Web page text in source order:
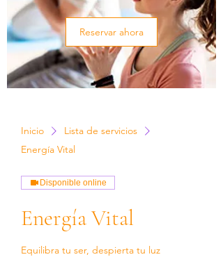
Reservar ahora
Inicio
Lista de servicios
Energía Vital
Disponible online
Energía Vital
Equilibra tu ser, despierta tu luz